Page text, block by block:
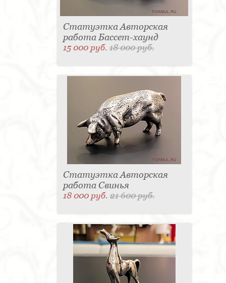
Статуэтка Авторская
работа Бассет-хаунд
15 000 руб.18 000 руб.
Статуэтка Авторская
работа Свинья
18 000 руб.21 600 руб.